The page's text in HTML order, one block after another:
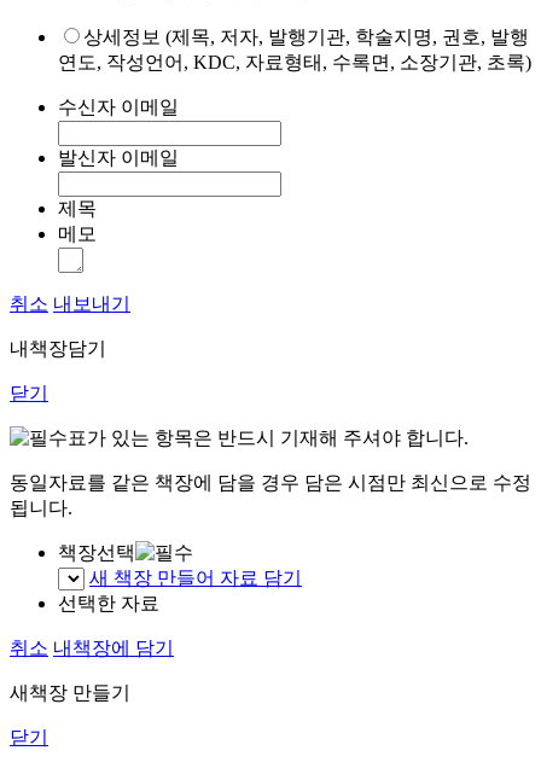
상세정보 (제목, 저자, 발행기관, 학술지명, 권호, 발행
연도, 작성언어, KDC, 자료형태, 수록면, 소장기관, 초록)
수신자 이메일
발신자 이메일
제목
메모
취소 내보내기
내책장담기
닫기
표가 있는 항목은 반드시 기재해 주셔야 합니다.
동일자료를 같은 책장에 담을 경우 담은 시점만 최신으로 수정
됩니다.
책장선택
새 책장 만들어 자료 담기
선택한 자료
취소 내책장에 담기
새책장 만들기
닫기